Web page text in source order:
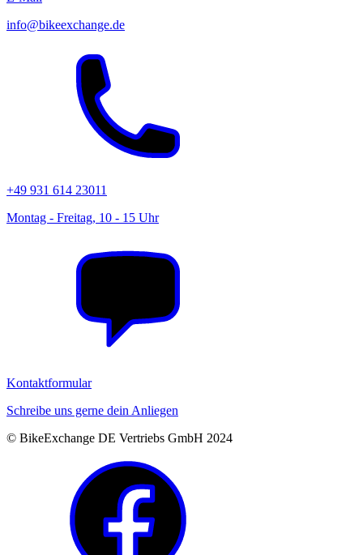
info@bikeexchange.de
+49 931 614 23011
Montag - Freitag, 10 - 15 Uhr
Kontaktformular
Schreibe uns gerne dein Anliegen
© BikeExchange DE Vertriebs GmbH 2024